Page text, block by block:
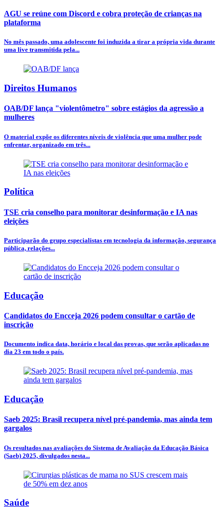
AGU se reúne com Discord e cobra proteção de crianças na
plataforma
No mês passado, uma adolescente foi induzida a tirar a própria vida durante
uma live transmitida pela...
Direitos Humanos
OAB/DF lança "violentômetro" sobre estágios da agressão a
mulheres
O material expõe os diferentes níveis de violência que uma mulher pode
enfrentar, organizado em três...
Política
TSE cria conselho para monitorar desinformação e IA nas
eleições
Participarão do grupo especialistas em tecnologia da informação, segurança
pública, relações...
Educação
Candidatos do Encceja 2026 podem consultar o cartão de
inscrição
Documento indica data, horário e local das provas, que serão aplicadas no
dia 23 em todo o país.
Educação
Saeb 2025: Brasil recupera nível pré-pandemia, mas ainda tem
gargalos
Os resultados nas avaliações do Sistema de Avaliação da Educação Básica
(Saeb) 2025, divulgados nesta...
Saúde